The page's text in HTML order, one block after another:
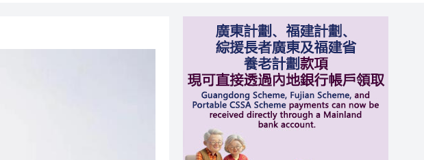
：資不抵債，9.9億元對